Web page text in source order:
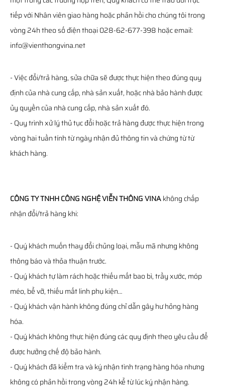
tiếp với Nhân viên giao hàng hoặc phản hồi cho chúng tôi trong
vòng 24h theo số điện thoại 028-62-677-398 hoặc email:
info@vienthongvina.net
- Việc đổi/trả hàng, sửa chữa sẽ được thực hiện theo đúng quy
định của nhà cung cấp, nhà sản xuất, hoặc nhà bảo hành được
ủy quyền của nhà cung cấp, nhà sản xuất đó.
- Quy trình xử lý thủ tục đổi hoặc trả hàng được thực hiện trong
vòng hai tuần tính từ ngày nhận đủ thông tin và chứng từ từ
khách hàng.
CÔNG TY TNHH CÔNG NGHỆ VIỄN THÔNG VINAkhông chấp
nhận đổi/trả hàng khi:
- Quý khách muốn thay đổi chủng loại, mẫu mã nhưng không
thông báo và thỏa thuận trước.
- Quý khách tự làm rách hoặc thiếu mất bao bì, trầy xước, móp
méo, bể vỡ, thiếu mất linh phụ kiện…
- Quý khách vận hành không đúng chỉ dẫn gây hư hỏng hàng
hóa.
- Quý khách không thực hiện đúng các quy định theo yêu cầu để
được hưởng chế độ bảo hành.
- Quý khách đã kiểm tra và ký nhận tình trạng hàng hóa nhưng
không có phản hồi trong vòng 24h kể từ lúc ký nhận hàng.